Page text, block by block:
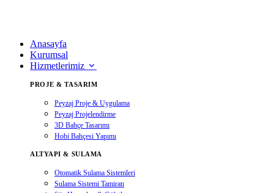
Anasayfa
Kurumsal
Hizmetlerimiz
PROJE & TASARIM
Peyzaj Proje & Uygulama
Peyzaj Projelendirme
3D Bahçe Tasarımı
Hobi Bahçesi Yapımı
ALTYAPI & SULAMA
Otomatik Sulama Sistemleri
Sulama Sistemi Tamiratı